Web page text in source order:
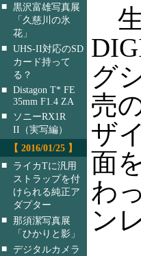
■ 黒沢富雄写真展
「久慈川の氷
花」
■ UHS-II対応のSD
カード持って
る？
■ Distagon T* FE
35mm F1.4 ZA
■
ソニーRX1R
II（実写編）
【 2016/01/25 】
■
ライカTに汎用
ストラップを付
けられる純正ア
ダプター
■ 那須潔写真展
「ひかりと影」
■ デジタルカメラ
生
グ
売
ザ
面
わ
ン